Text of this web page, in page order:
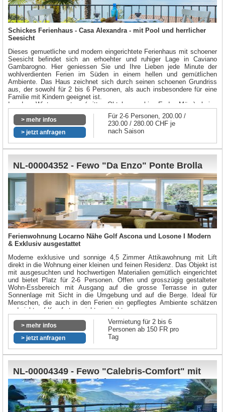
Schickes Ferienhaus - Casa Alexandra - mit Pool und herrlicher
Seesicht
Dieses gemuetliche und modern eingerichtete Ferienhaus mit schoener
Seesicht befindet sich an erhoehter und ruhiger Lage in Caviano
Gambarogno. Hier geniessen Sie und Ihre Lieben jede Minute der
wohlverdienten Ferien im Süden in einem hellen und gemütlichen
Ambiente. Das Haus zeichnet sich durch seinen schoenen Grundriss
aus, der sowohl für 2 bis 6 Personen, als auch insbesondere für eine
Familie mit Kindern geeignet ist.
In den Wintermonaten (mitte Oktober - bis Ende März) keine
> mehr infos
> jetzt anfragen
Für 2-6 Personen, 200.00 /
230.00 / 280.00 CHF je
nach Saison
NL-00004352 - Fewo "Da Enzo" Ponte Brolla
Ferienwohnung Locarno Nähe Golf Ascona und Losone I Modern
& Exklusiv ausgestattet
Moderne exklusive und sonnige 4,5 Zimmer Attikawohnung mit Lift
direkt in die Wohnung einer kleinen und feinen Residenz. Das Objekt ist
mit ausgesuchten und hochwertigen Materialien gemütlich eingerichtet
und bietet Platz für 2-6 Personen. Offen und grosszügig gestalteter
Wohn-Essbereich mit Ausgang auf die grosse Terrasse in guter
Sonnenlage mit Sicht in die Umgebung und auf die Berge. Ideal für
Menschen, die auch in den Ferien ein gepflegtes Ambiente schätzen
und nicht auf Komfort verzichten möchten.
In unmittelbarer Nähe der berühmten Badeplätze mit Sandstrand an der
Maggia und nur wenige Fahrminuten vom Lago Maggiore entfernt,
geniessen sie mediterranes Ambiente pur. Idealer Ort, um die
umliegenden Täler (Centovalli, Onsernonetal und Maggiatal) zu Fuss
oder mit dem Fahrrad zu entdecken. Auch das leibliche Wohl kommt
nicht zu kurz. In ein paar Schritten erreichen sie zu Fuss beliebte
Restaurants und Grotti mit typischer Tessiner und mediterraner Küche
in verschiedenen Kategorien, wie z.Bsp. "Da Enzo", "Castagnetto",
"Grotto Americano", "Tre Terre", "Stazione".
> mehr infos
> jetzt anfragen
Vermietung für 2 bis 6
Personen ab 150 FR pro
Tag
NL-00004349 - Fewo "Calebris-Comfort" mit
Pool und 180° Seesicht